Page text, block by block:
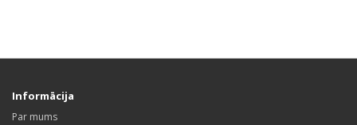
Informācija
Par mums